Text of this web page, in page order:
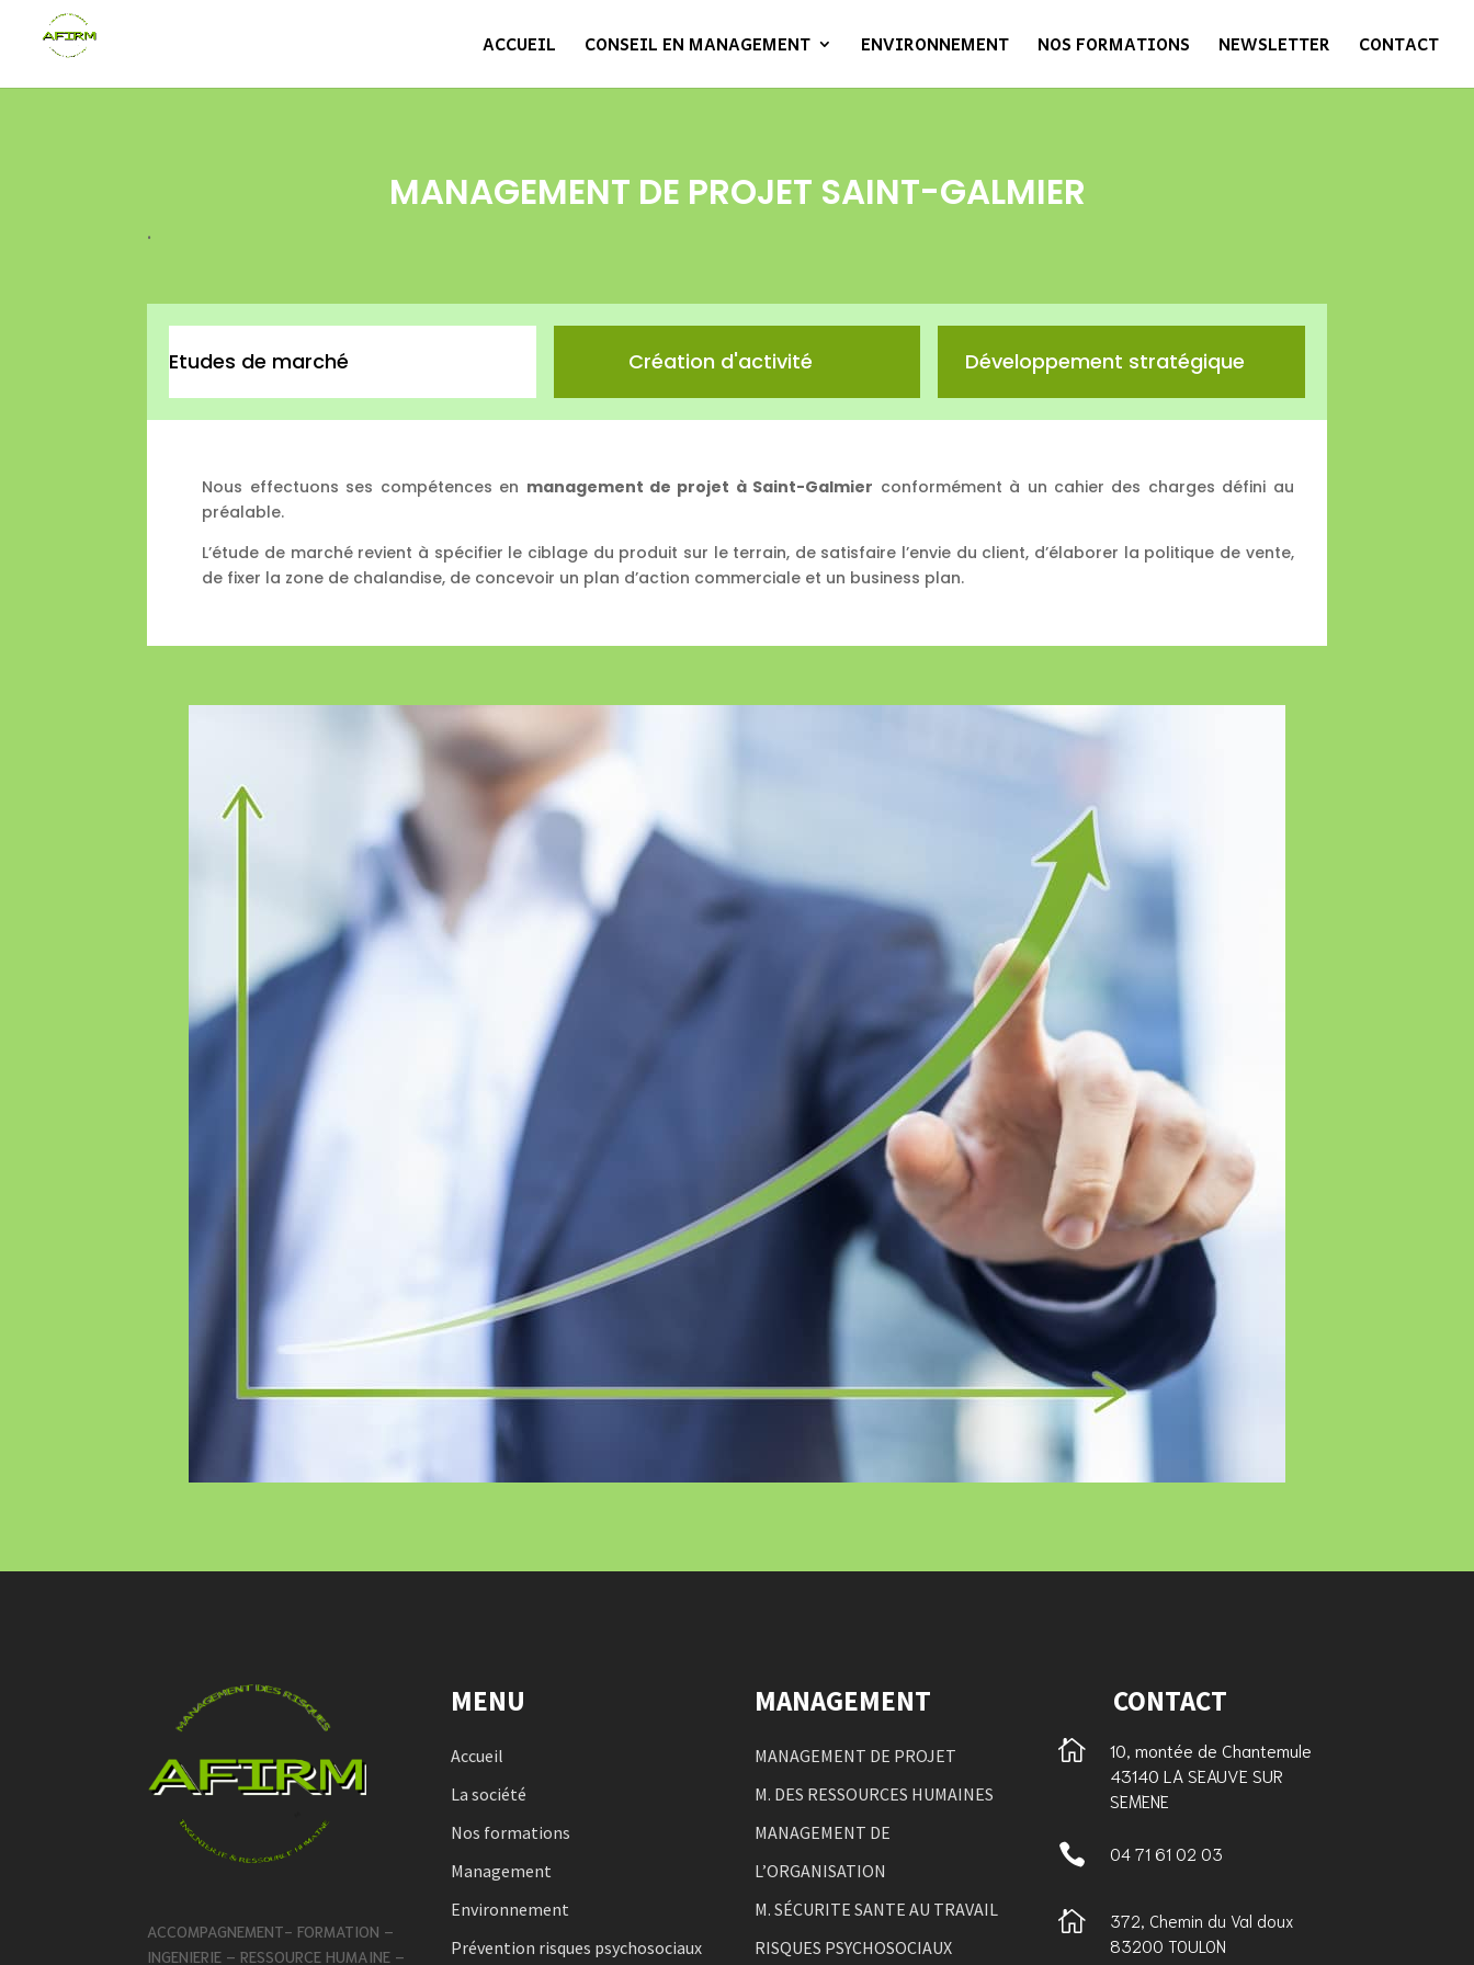
ACCUEIL CONSEIL EN MANAGEMENT ENVIRONNEMENT NOS FORMATIONS NEWSLETTER CONTACT
MANAGEMENT DE PROJET SAINT-GALMIER
.
Etudes de marché Création d'activité Développement stratégique
Nous effectuons ses compétences en management de projet à Saint-Galmier conformément à un cahier des charges défini au
préalable.
L’étude de marché revient à spécifier le ciblage du produit sur le terrain, de satisfaire l’envie du client, d’élaborer la politique de vente,
de fixer la zone de chalandise, de concevoir un plan d’action commerciale et un business plan.
ACCOMPAGNEMENT- FORMATION –
INGENIERIE – RESSOURCE HUMAINE –
MENU
Accueil
La société
Nos formations
Management
Environnement
Prévention risques psychosociaux
MANAGEMENT
MANAGEMENT DE PROJET
M. DES RESSOURCES HUMAINES
MANAGEMENT DE
L’ORGANISATION
M. SÉCURITE SANTE AU TRAVAIL
RISQUES PSYCHOSOCIAUX
CONTACT

10, montée de Chantemule
43140 LA SEAUVE SUR
SEMENE
 04 71 61 02 03

372, Chemin du Val doux
83200 TOULON